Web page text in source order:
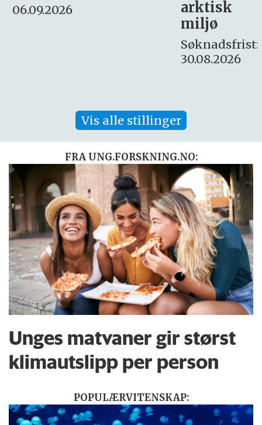
Søknadsfrist:
16. august.
Vis alle stillinger
FRA UNG.FORSKNING.NO:
Unges matvaner gir størst
klimautslipp per person
POPULÆRVITENSKAP: